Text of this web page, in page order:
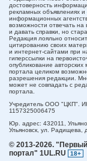
достоверность
рекламных объявлениях
информационных
возможности отвечать
и давать справки, но
Редакция лояльно
цитированию своих
и интернет-сайтами при
гиперссылки на
опубликование
портала целиком
разрешения редакции.
может не совпадать с
портала.
Учредитель ООО "ЦКП".
1157325006475
Юр. адрес: 432011,
Ульяновск, ул. Радищева,
© 2013-2026. "Первый
портал" 1UL.RU
18+